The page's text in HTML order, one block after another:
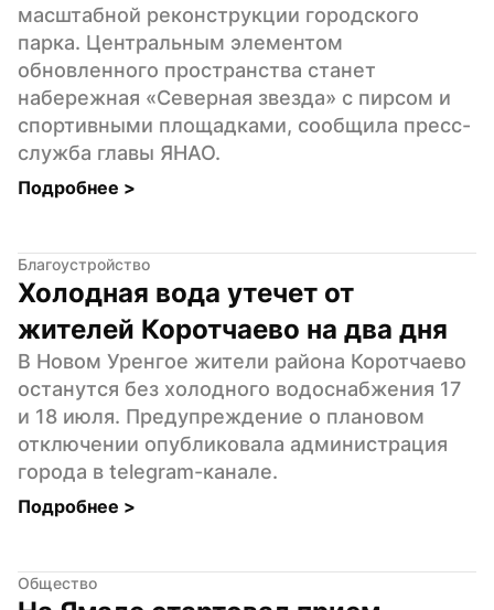
масштабной реконструкции городского
парка. Центральным элементом
обновленного пространства станет
набережная «Северная звезда» с пирсом и
спортивными площадками, сообщила пресс-
служба главы ЯНАО.
Подробнее >
Благоустройство
Холодная вода утечет от
жителей Коротчаево на два дня
В Новом Уренгое жители района Коротчаево
останутся без холодного водоснабжения 17
и 18 июля. Предупреждение о плановом
отключении опубликовала администрация
города в telegram-канале.
Подробнее >
Общество